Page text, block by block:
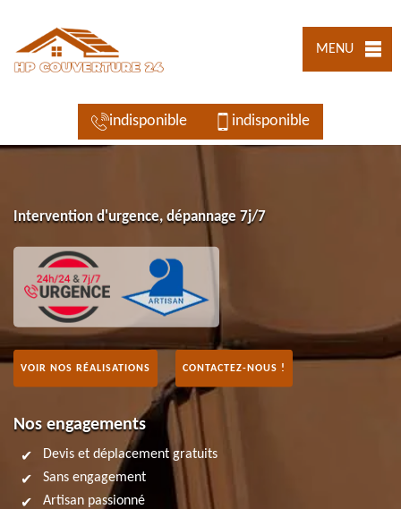
MENU
indisponible indisponible
Intervention d'urgence, dépannage 7j/7
VOIR NOS RÉALISATIONS CONTACTEZ-NOUS !
Nos engagements
Devis et déplacement gratuits
Sans engagement
Artisan passionné